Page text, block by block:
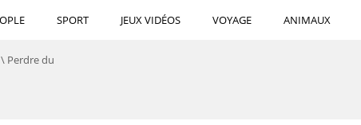
SPORT JEUX VIDÉOS VOYAGE ANIMAUX
\ Perdre du